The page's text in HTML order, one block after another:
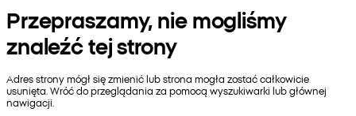
Przepraszamy, nie mogliśmy
znaleźć tej strony
Adres strony mógł się zmienić lub strona mogła zostać całkowicie
usunięta. Wróć do przeglądania za pomocą wyszukiwarki lub głównej
nawigacji.